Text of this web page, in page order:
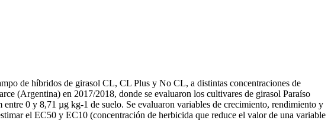
de híbridos de girasol CL, CL Plus y No CL, a distintas concentraciones de
(Argentina) en 2017/2018, donde se evaluaron los cultivares de girasol Paraíso
0 y 8,71 µg kg-1 de suelo. Se evaluaron variables de crecimiento, rendimiento y
el EC50 y EC10 (concentración de herbicida que reduce el valor de una variable